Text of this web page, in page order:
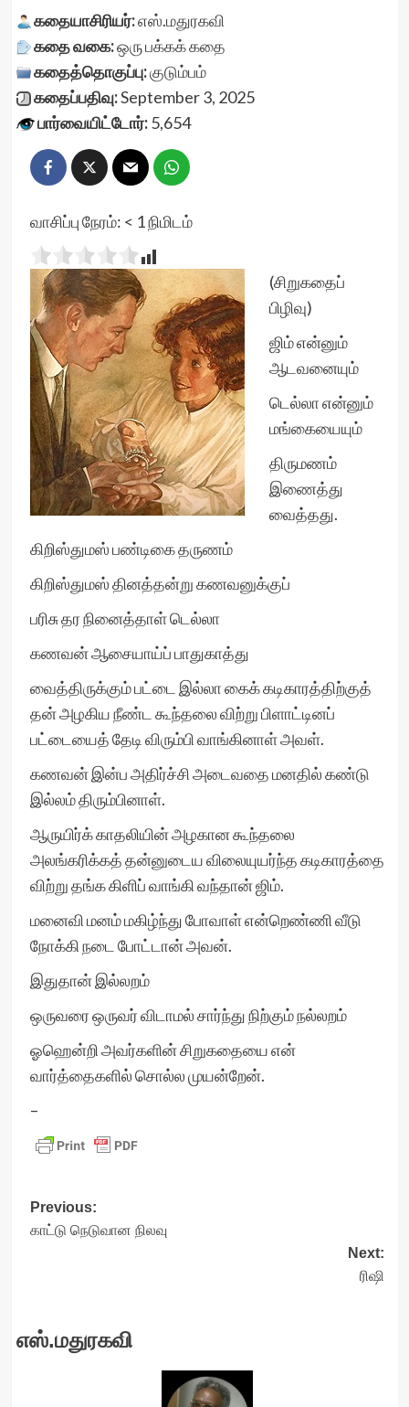
கதையாசிரியர்:எஸ்.மதுரகவி
கதை வகை:ஒரு பக்கக் கதை
கதைத்தொகுப்பு:குடும்பம்
கதைப்பதிவு:September 3, 2025
பார்வையிட்டோர்:5,654
வாசிப்பு நேரம்: < 1நிமிடம்
(சிறுகதைப்
பிழிவு)
ஜிம் என்னும்
ஆடவனையும்
டெல்லா என்னும்
மங்கையையும்
திருமணம்
இணைத்து
வைத்தது.
கிறிஸ்துமஸ் பண்டிகை தருணம்
கிறிஸ்துமஸ் தினத்தன்று கணவனுக்குப்
பரிசு தர நினைத்தாள் டெல்லா
கணவன் ஆசையாய்ப் பாதுகாத்து
வைத்திருக்கும் பட்டை இல்லா கைக் கடிகாரத்திற்குத்
தன் அழகிய நீண்ட கூந்தலை விற்று பிளாட்டினப்
பட்டையைத் தேடி விரும்பி வாங்கினாள் அவள்.
கணவன் இன்ப அதிர்ச்சி அடைவதை மனதில் கண்டு
இல்லம் திரும்பினாள்.
ஆருயிர்க் காதலியின் அழகான கூந்தலை
அலங்கரிக்கத் தன்னுடைய விலையுயர்ந்த கடிகாரத்தை
விற்று தங்க கிளிப் வாங்கி வந்தான் ஜிம்.
மனைவி மனம் மகிழ்ந்து போவாள் என்றெண்ணி வீடு
நோக்கி நடை போட்டான் அவன்.
இதுதான் இல்லறம்
ஒருவரை ஒருவர் விடாமல் சார்ந்து நிற்கும் நல்லறம்
ஓஹென்றி அவர்களின் சிறுகதையை என்
வார்த்தைகளில் சொல்ல முயன்றேன்.
–
Post
navigation
Previous:
காட்டு நெடுவான நிலவு
Next:
ரிஷி
எஸ்.மதுரகவி